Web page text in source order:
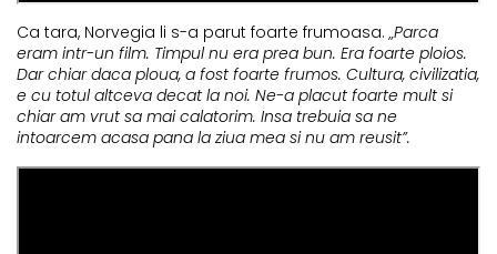
Ca tara, Norvegia li s-a parut foarte frumoasa.„Parca
eram intr-un film. Timpul nu era prea bun. Era foarte ploios.
Dar chiar daca ploua, a fost foarte frumos. Cultura, civilizatia,
e cu totul altceva decat la noi. Ne-a placut foarte mult si
chiar am vrut sa mai calatorim. Insa trebuia sa ne
intoarcem acasa pana la ziua mea si nu am reusit”.